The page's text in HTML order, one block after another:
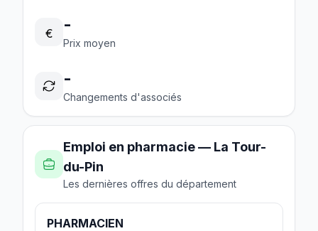
€ -
Prix moyen
-
Changements d'associés
Emploi en pharmacie — La Tour-
du-Pin
Les dernières offres du département
PHARMACIEN